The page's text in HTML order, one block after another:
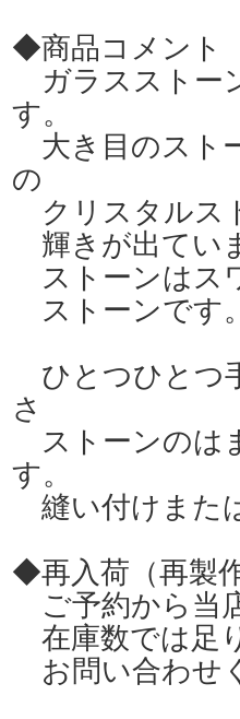
◆商品コメント
ガラスストー
す。
大き目のスト
の
クリスタルス
輝きが出て
ストーンはス
ストーンで
ひとつひとつ
さ
ストーンのは
す。
縫い付けまた
◆再入荷（再
ご予約から当
在庫数では足
お問い合わせ